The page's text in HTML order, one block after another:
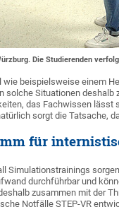
Die Studierenden
beispielsweise einem
solche Situationen
das Fachwissen
sorgt die Tatsache,
für
Simulationstrainings
durchführbar und
zusammen mit der
Notfälle STEP-VR